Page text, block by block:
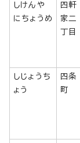
しけんや
にちょうめ
四軒
家二
丁目
しじょうち
ょう
四条
町